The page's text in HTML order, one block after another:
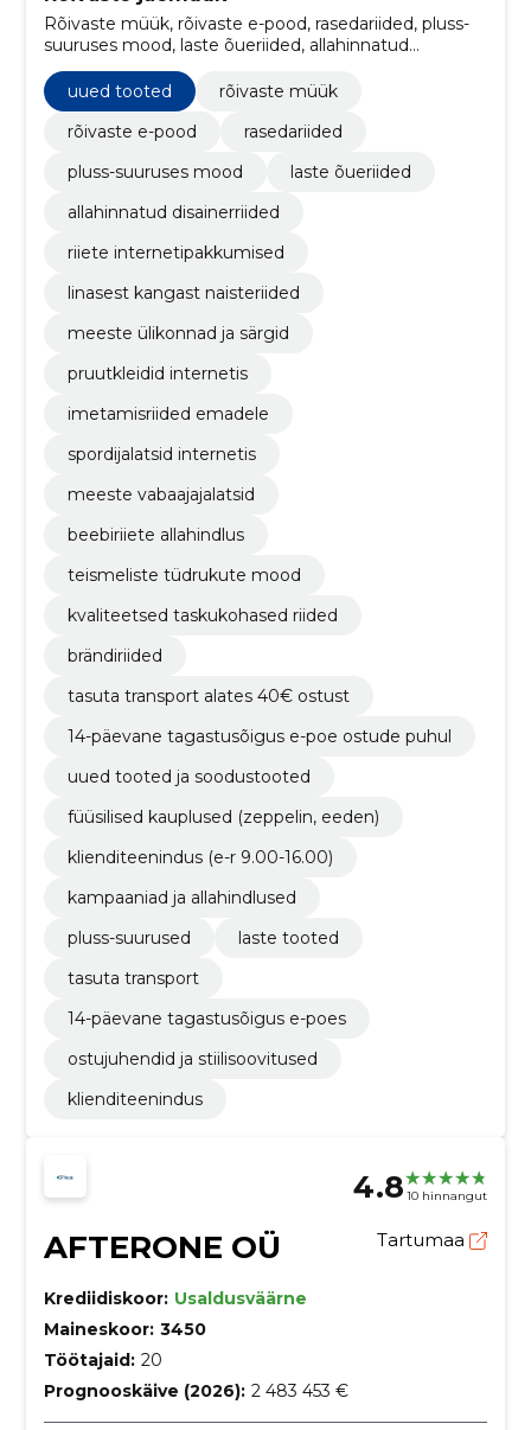
Rõivaste müük, rõivaste e-pood, rasedariided, pluss-
suuruses mood, laste õueriided, allahinnatud
disainerriided, riiete internetipakkumised, linasest
kangast naisteriided, meeste ülikonnad ja särgid,
pruutkleidid internetis
uued tooted
rõivaste müük
rõivaste e-pood
rasedariided
pluss-suuruses mood
laste õueriided
allahinnatud disainerriided
riiete internetipakkumised
linasest kangast naisteriided
meeste ülikonnad ja särgid
pruutkleidid internetis
imetamisriided emadele
spordijalatsid internetis
meeste vabaajajalatsid
beebiriiete allahindlus
teismeliste tüdrukute mood
kvaliteetsed taskukohased riided
brändiriided
tasuta transport alates 40€ ostust
14-päevane tagastusõigus e-poe ostude puhul
uued tooted ja soodustooted
füüsilised kauplused (zeppelin, eeden)
klienditeenindus (e-r 9.00-16.00)
kampaaniad ja allahindlused
pluss-suurused
laste tooted
tasuta transport
14-päevane tagastusõigus e-poes
ostujuhendid ja stiilisoovitused
klienditeenindus
4.8 10 hinnangut
AFTERONE OÜ Tartumaa
Krediidiskoor: Usaldusväärne
Maineskoor: 3450
Töötajaid: 20
Prognooskäive (2026): 2 483 453 €